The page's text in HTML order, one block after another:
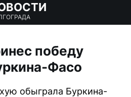
победу
Фасо
обыграла Буркина-